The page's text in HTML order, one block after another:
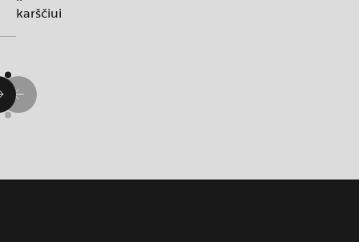
karščiui
karščiui
ir